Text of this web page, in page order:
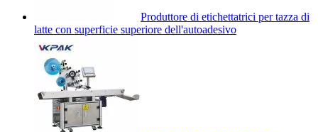
Produttore di etichettatrici per tazza di
latte con superficie superiore dell'autoadesivo